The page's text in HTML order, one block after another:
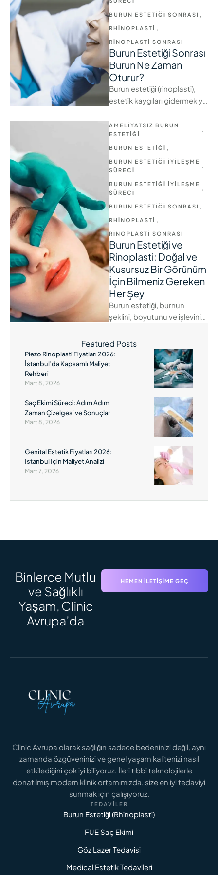
BURUN ESTETIĞI SONRASI ,
RHINOPLASTI ,
RINOPLASTI SONRASI
Burun Estetiği Sonrası
Burun Ne Zaman
Oturur?
Burun estetiği (rinoplasti),
estetik kaygıları gidermek ya
düzeltmek amacıyla yapılan
cerrahi bir operasyondur.
Ameliyat, kişiye …
AMELIYATSIZ BURUN
ESTETIĞI
,
BURUN ESTETIĞI ,
BURUN ESTETIĞI İYILEŞME
SÜRECI
,
BURUN ESTETIĞI İYILEŞME
SÜRECI
,
BURUN ESTETIĞI SONRASI ,
RHINOPLASTI ,
RINOPLASTI SONRASI
Burun Estetiği ve
Rinoplasti: Doğal ve
Kusursuz Bir Görünüm
İçin Bilmeniz Gereken
Her Şey
Burun estetiği, burnun
şeklini, boyutunu ve işlevini
popüler bir estetik
operasyondur. Bu yazımızda
burun estetiği …
Featured Posts
Piezo Rinoplasti Fiyatları 2026:
İstanbul’da Kapsamlı Maliyet
Rehberi
Mart 8, 2026
Saç Ekimi Süreci: Adım Adım
Zaman Çizelgesi ve Sonuçlar
Mart 8, 2026
Genital Estetik Fiyatları 2026:
İstanbul İçin Maliyet Analizi
Mart 7, 2026
Binlerce Mutlu
ve Sağlıklı
Yaşam, Clinic
Avrupa’da
HEMEN İLETIŞIME GEÇ
Clinic Avrupa olarak sağlığın sadece bedeninizi değil, aynı
zamanda özgüveninizi ve genel yaşam kalitenizi nasıl
etkilediğini çok iyi biliyoruz. İleri tıbbi teknolojilerle
donatılmış modern klinik ortamımızda, size en iyi tedaviyi
sunmak için çalışıyoruz.
TEDAVILER
Burun Estetiği (Rhinoplasti)
FUE Saç Ekimi
Göz Lazer Tedavisi
Medical Estetik Tedavileri